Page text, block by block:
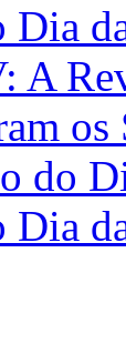
Dia
A
do
Dia